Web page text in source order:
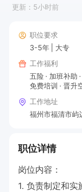
更新：5小时前
职位要求
3-5年
大专
工作福利
五险
加班补助
免费培训
晋升
工作地址
福州市福清市屿
职位详情
岗位内容：
1. 负责制定和实